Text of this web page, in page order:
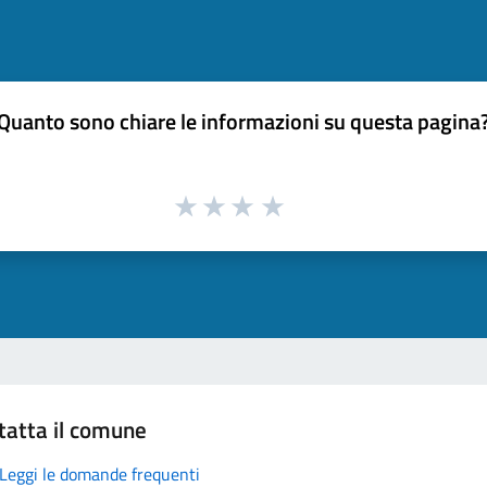
sono chiare le informazioni su questa
il comune
Leggi le domande frequenti